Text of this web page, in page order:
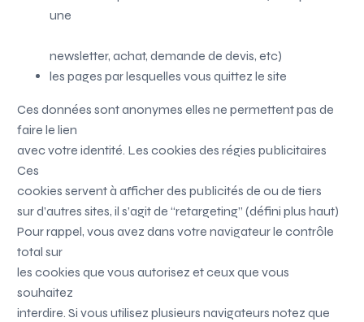
une
newsletter, achat, demande de devis, etc)
les pages par lesquelles vous quittez le site
Ces données sont anonymes elles ne permettent pas de
faire le lien
avec votre identité. Les cookies des régies publicitaires
Ces
cookies servent à afficher des publicités deou de tiers
sur d’autres sites, il s’agit de “retargeting” (défini plus haut)
Pour rappel, vous avez dans votre navigateur le contrôle
total sur
les cookies que vous autorisez et ceux que vous
souhaitez
interdire. Si vous utilisez plusieurs navigateurs notez que